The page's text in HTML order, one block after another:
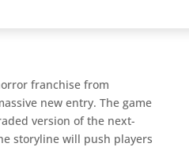
franchise from
new entry. The game
version of the next-
storyline will push players